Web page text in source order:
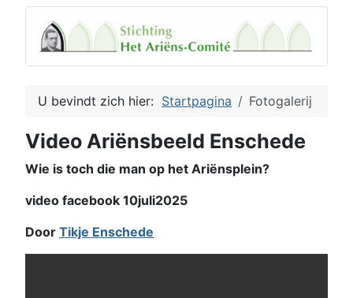
U bevindt zich hier: Startpagina Fotogalerij
Video Ariënsbeeld Enschede
Wie is toch die man op het Ariënsplein?
video facebook 10juli2025
Door Tikje Enschede